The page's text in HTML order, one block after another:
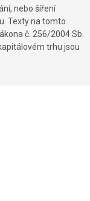
nebo šíření
Texty na tomto
č. 256/2004 Sb.
trhu jsou